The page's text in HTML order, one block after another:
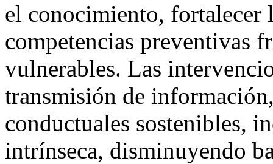
el conocimiento, fortalecer
competencias preventivas
vulnerables. Las
transmisión de
conductuales sostenibles,
intrínseca, disminuyendo